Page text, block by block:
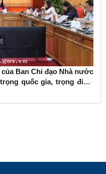
Ban Chỉ đạo Nhà nước
quốc gia, trọng điểm